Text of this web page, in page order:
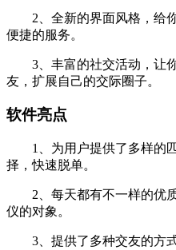
2、全新的界面风格，给你
便捷的服务。
3、丰富的社交活动，让你
友，扩展自己的交际圈子。
软件亮点
1、为用户提供了多样的匹
择，快速脱单。
2、每天都有不一样的优质
仪的对象。
3、提供了多种交友的方式